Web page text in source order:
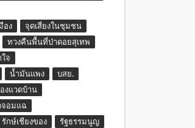
อง
จุดเสี่ยงในชุมชน
ทวงคืนพื้นที่ป่าดอยสุเทพ
จ
น้ำมันแพง
บสย.
งแวดบ้าน
จอมแฉ
รักษ์เชียงของ รัฐธรรมนูญ